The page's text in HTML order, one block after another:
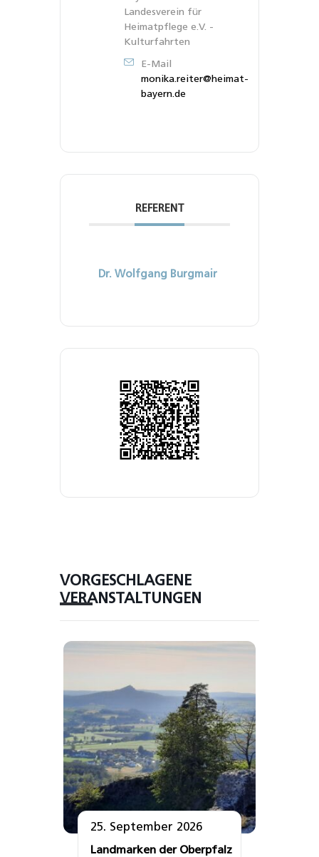
Landesverein für
Heimatpflege e.V. -
Kulturfahrten
E-Mail
monika.reiter@heimat-
bayern.de
REFERENT
Dr. Wolfgang Burgmair
VORGESCHLAGENE
VERANSTALTUNGEN
25. September 2026
Landmarken der Oberpfalz